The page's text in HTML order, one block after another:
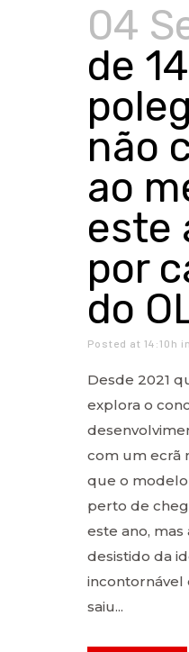
04
de 14
não
ao
este
por
do
Posted at 14:10h in
Desde 2021
explora o
com um ecrã
que o
perto de
este ano,
desistido da
incontornável
saiu...